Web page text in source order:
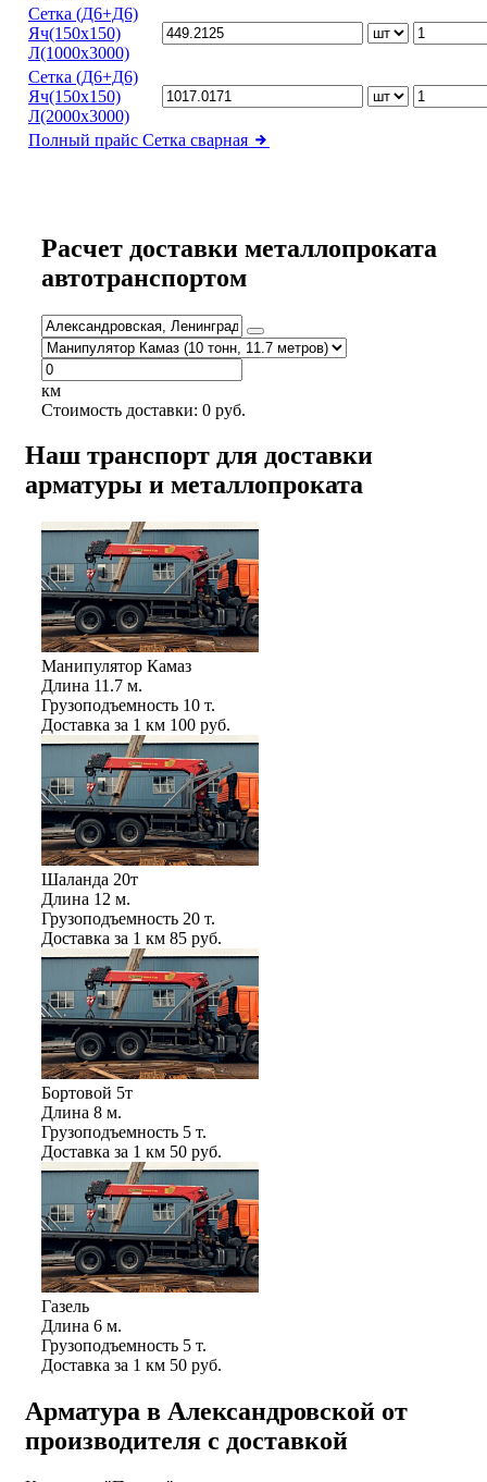
Сетка (Д6+Д6)
Яч(150х150)
Л(1000х3000)
Сетка (Д6+Д6)
Яч(150х150)
Л(2000х3000)
Полный прайс Сетка сварная
Расчет доставки металлопроката
автотранспортом
км
Стоимость доставки: 0 руб.
Наш транспорт для доставки
арматуры и металлопроката
Манипулятор Камаз
Длина 11.7 м.
Грузоподъемность 10 т.
Доставка за 1 км 100 руб.
Шаланда 20т
Длина 12 м.
Грузоподъемность 20 т.
Доставка за 1 км 85 руб.
Бортовой 5т
Длина 8 м.
Грузоподъемность 5 т.
Доставка за 1 км 50 руб.
Газель
Длина 6 м.
Грузоподъемность 5 т.
Доставка за 1 км 50 руб.
Арматура в Александровской от
производителя с доставкой